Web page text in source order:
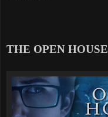
THE OPEN HOUSE